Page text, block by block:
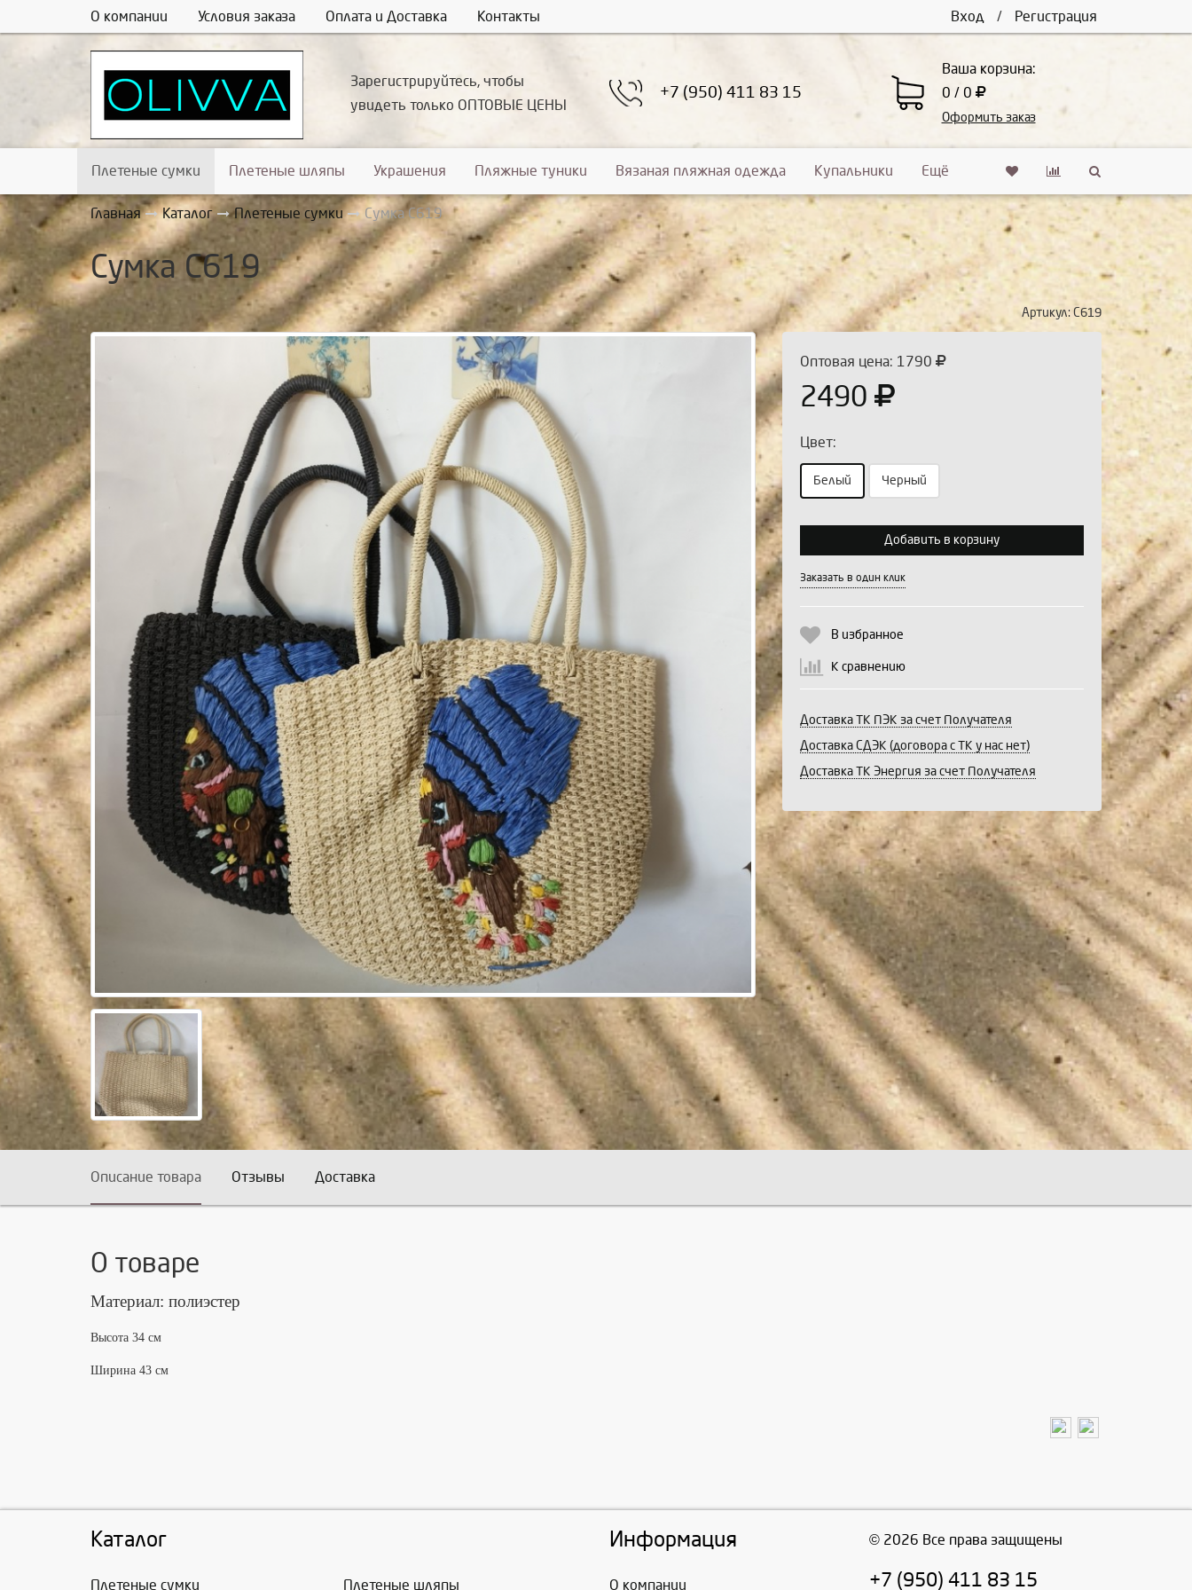
О компании Условия заказа Оплата и Доставка Контакты Вход / Регистрация
Зарегистрируйтесь, чтобы
увидеть только ОПТОВЫЕ ЦЕНЫ
+7 (950) 411 83 15
Ваша корзина:
0 / 0
Оформить заказ
Плетеные сумки Плетеные шляпы Украшения Пляжные туники Вязаная пляжная одежда Купальники Ещё
Главная Каталог Плетеные сумки Сумка С619
Сумка С619
Артикул: С619
Оптовая цена: 1790
2490
Цвет:
Белый Черный
Выберите количество:
Продолжить Отмена
Добавить в корзину
Заказать в один клик
В избранное
К сравнению
Доставка ТК ПЭК за счет Получателя
Доставка СДЭК (договора с ТК у нас нет)
Доставка ТК Энергия за счет Получателя
Описание товара Отзывы Доставка
О товаре
Материал: полиэстер
Высота 34 см
Ширина 43 см
Каталог
Плетеные сумки Плетеные шляпы
Информация
О компании
© 2026 Все права защищены
+7 (950) 411 83 15